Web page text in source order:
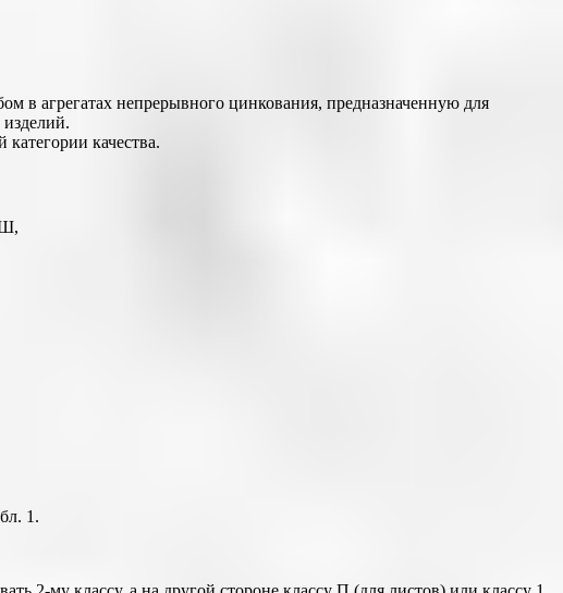
в агрегатах непрерывного цинкования, предназначенную для
качества.
1.